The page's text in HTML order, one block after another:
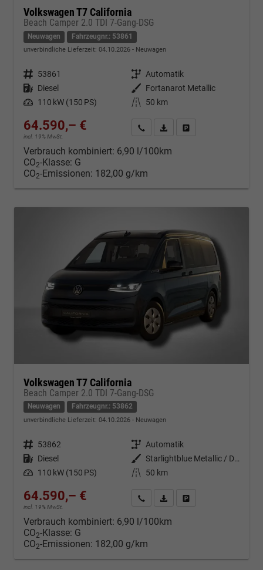
Volkswagen T7 California
Beach Camper 2.0 TDI 7-Gang-DSG
Neuwagen Fahrzeugnr.: 53861
unverbindliche Lieferzeit: 04.10.2026 Neuwagen
Fahrzeugnr. 53861 Getriebe Automatik
Kraftstoff Diesel Außenfarbe
Fortanarot Metallic
Leistung 110 kW (150 PS) Kilometerstand 50 km
64.590,– €
incl. 19% MwSt.
Kontakt & Angebot anfordern
PDF-Datei, Fahrzeugexposé
Verbrauch kombiniert: 6,90 l/100km
CO2-Klasse: G
CO2-Emissionen: 182,00 g/km
Volkswagen T7 California
Beach Camper 2.0 TDI 7-Gang-DSG
Neuwagen Fahrzeugnr.: 53862
unverbindliche Lieferzeit: 04.10.2026 Neuwagen
Fahrzeugnr. 53862 Getriebe Automatik
Kraftstoff Diesel Außenfarbe
Starlightblue Metallic / Dach in Schwarz
Leistung 110 kW (150 PS) Kilometerstand 50 km
64.590,– €
incl. 19% MwSt.
Kontakt & Angebot anfordern
PDF-Datei, Fahrzeugexposé
Verbrauch kombiniert: 6,90 l/100km
CO2-Klasse: G
CO2-Emissionen: 182,00 g/km